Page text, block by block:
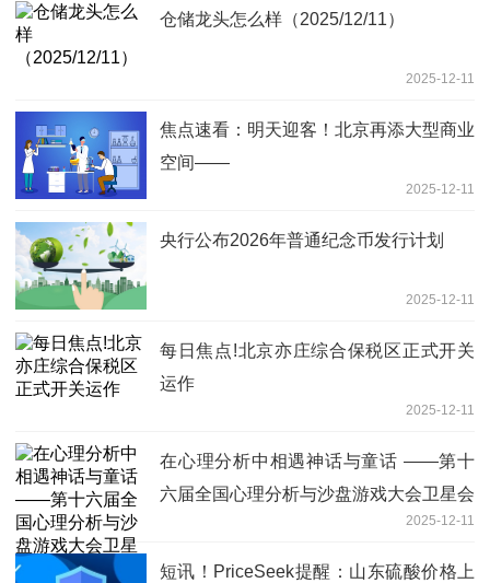
仓储龙头怎么样（2025/12/11）
2025-12-11
焦点速看：明天迎客！北京再添大型商业
空间——
2025-12-11
央行公布2026年普通纪念币发行计划
2025-12-11
每日焦点!北京亦庄综合保税区正式开关
运作
2025-12-11
在心理分析中相遇神话与童话 ——第十
六届全国心理分析与沙盘游戏大会卫星会
2025-12-11
短讯！PriceSeek提醒：山东硫酸价格上